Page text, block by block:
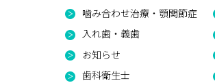
噛み合わせ治療・顎関節症
入れ歯・義歯
お知らせ
歯科衛生士